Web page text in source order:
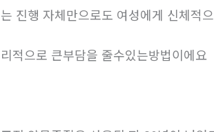
진행 자체만으로도 여성에게 신체적
적으로 큰부담을 줄수있는방법이에요